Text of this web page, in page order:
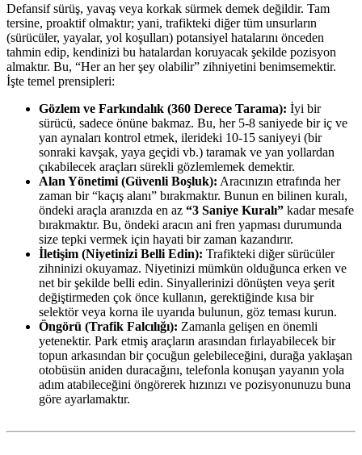
Defansif sürüş, yavaş veya korkak sürmek demek değildir. Tam
tersine, proaktif olmaktır; yani, trafikteki diğer tüm unsurların
(sürücüler, yayalar, yol koşulları) potansiyel hatalarını önceden
tahmin edip, kendinizi bu hatalardan koruyacak şekilde pozisyon
almaktır. Bu, “Her an her şey olabilir” zihniyetini benimsemektir.
İşte temel prensipleri:
Gözlem ve Farkındalık (360 Derece Tarama): İyi bir
sürücü, sadece önüne bakmaz. Bu, her 5-8 saniyede bir iç ve
yan aynaları kontrol etmek, ilerideki 10-15 saniyeyi (bir
sonraki kavşak, yaya geçidi vb.) taramak ve yan yollardan
çıkabilecek araçları sürekli gözlemlemek demektir.
Alan Yönetimi (Güvenli Boşluk): Aracınızın etrafında her
zaman bir “kaçış alanı” bırakmaktır. Bunun en bilinen kuralı,
öndeki araçla aranızda en az “3 Saniye Kuralı” kadar mesafe
bırakmaktır. Bu, öndeki aracın ani fren yapması durumunda
size tepki vermek için hayati bir zaman kazandırır.
İletişim (Niyetinizi Belli Edin): Trafikteki diğer sürücüler
zihninizi okuyamaz. Niyetinizi mümkün olduğunca erken ve
net bir şekilde belli edin. Sinyallerinizi dönüşten veya şerit
değiştirmeden çok önce kullanın, gerektiğinde kısa bir
selektör veya korna ile uyarıda bulunun, göz teması kurun.
Öngörü (Trafik Falcılığı): Zamanla gelişen en önemli
yetenektir. Park etmiş araçların arasından fırlayabilecek bir
topun arkasından bir çocuğun gelebileceğini, durağa yaklaşan
otobüsün aniden duracağını, telefonla konuşan yayanın yola
adım atabileceğini öngörerek hızınızı ve pozisyonunuzu buna
göre ayarlamaktır.